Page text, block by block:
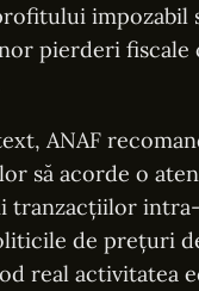
impozabil
pierderi fiscale
ANAF
să acorde o
tranzacțiilor intra-
de prețuri
real activitatea